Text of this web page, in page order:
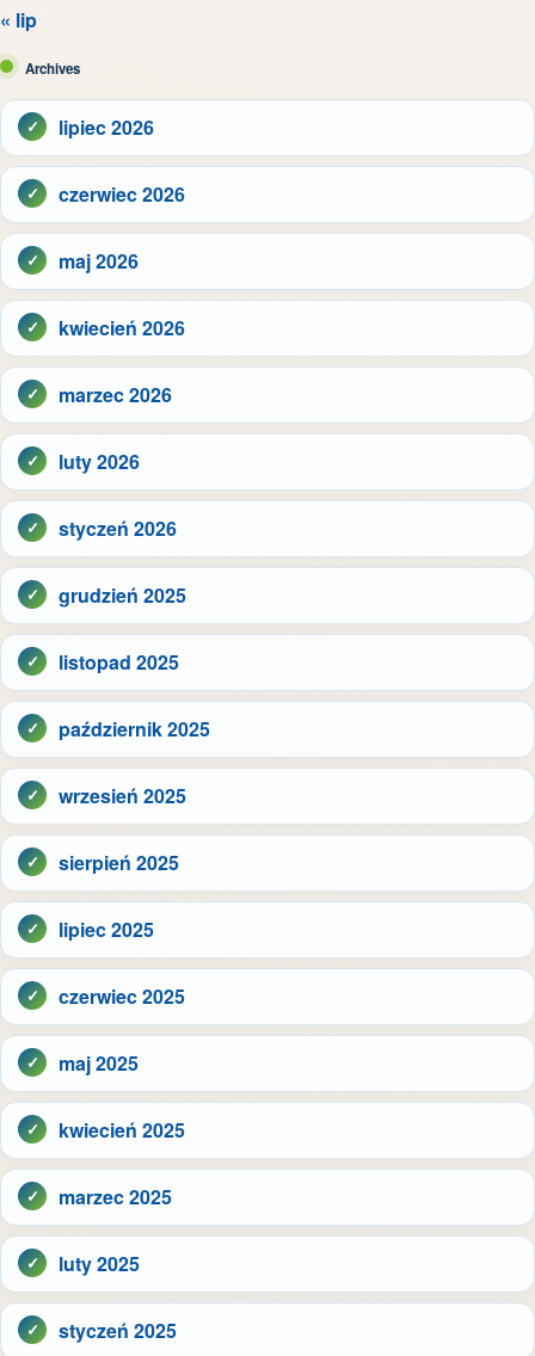
« lip
Archives
lipiec 2026
czerwiec 2026
maj 2026
kwiecień 2026
marzec 2026
luty 2026
styczeń 2026
grudzień 2025
listopad 2025
październik 2025
wrzesień 2025
sierpień 2025
lipiec 2025
czerwiec 2025
maj 2025
kwiecień 2025
marzec 2025
luty 2025
styczeń 2025